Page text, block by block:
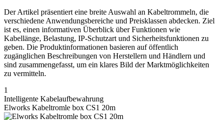
Der Artikel präsentiert eine breite Auswahl an Kabeltrommeln, die
verschiedene Anwendungsbereiche und Preisklassen abdecken. Ziel
ist es, einen informativen Überblick über Funktionen wie
Kabellänge, Belastung, IP-Schutzart und Sicherheitsfunktionen zu
geben. Die Produktinformationen basieren auf öffentlich
zugänglichen Beschreibungen von Herstellern und Händlern und
sind zusammengefasst, um ein klares Bild der Marktmöglichkeiten
zu vermitteln.
1
Intelligente Kabelaufbewahrung
Elworks Kabeltromle box CS1 20m